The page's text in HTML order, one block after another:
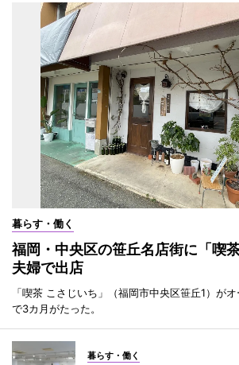
暮らす・働く
福岡・中央区の笹丘名店街に「喫
夫婦で出店
「喫茶 こさじいち」（福岡市中央区笹丘1）が
で3カ月がたった。
暮らす・働く